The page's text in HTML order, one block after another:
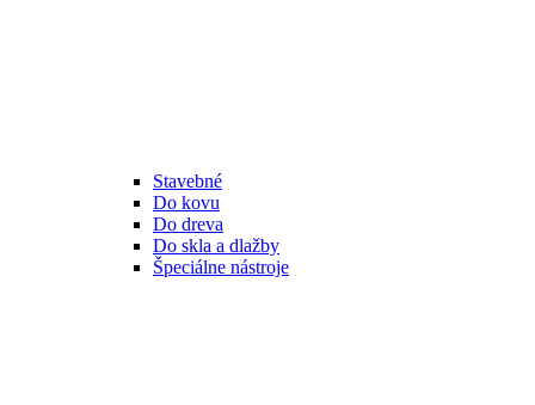
Stavebné
Do kovu
Do dreva
Do skla a dlažby
Špeciálne nástroje